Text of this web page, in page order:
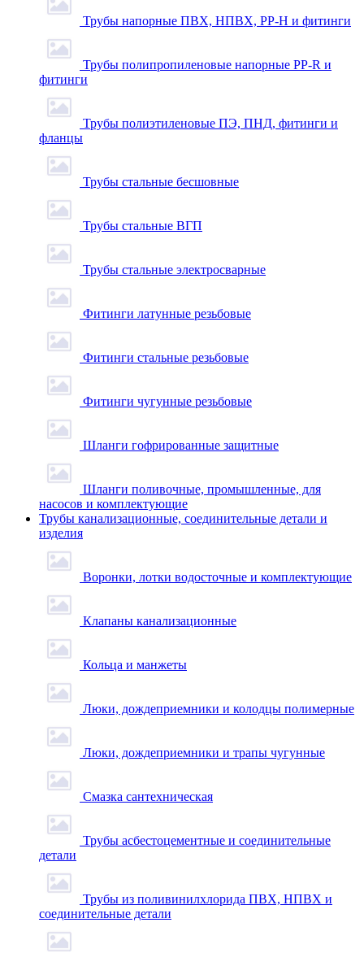
Трубы напорные ПВХ, НПВХ, PP-H и фитинги
Трубы полипропиленовые напорные PP-R и
фитинги
Трубы полиэтиленовые ПЭ, ПНД, фитинги и
фланцы
Трубы стальные бесшовные
Трубы стальные ВГП
Трубы стальные электросварные
Фитинги латунные резьбовые
Фитинги стальные резьбовые
Фитинги чугунные резьбовые
Шланги гофрированные защитные
Шланги поливочные, промышленные, для
насосов и комплектующие
Трубы канализационные, соединительные детали и
изделия
Воронки, лотки водосточные и комплектующие
Клапаны канализационные
Кольца и манжеты
Люки, дождеприемники и колодцы полимерные
Люки, дождеприемники и трапы чугунные
Смазка сантехническая
Трубы асбестоцементные и соединительные
детали
Трубы из поливинилхлорида ПВХ, НПВХ и
соединительные детали